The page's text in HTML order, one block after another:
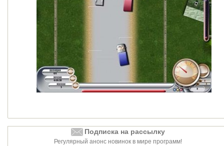
Подписка на рассылку
Регулярный анонс новинок в мире программ!